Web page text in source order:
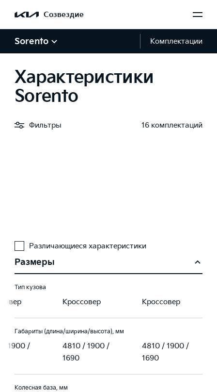
Созвездие
Sorento Комплектации
Характеристики
Sorento
Фильтры 16 комплектаций
Различающиеся характеристики
Размеры
Тип кузова
Кроссовер Кроссовер
Габариты (длина/ширина/высота), мм
/ 1900 /
4810 / 1900 /
1690
4810 / 1900 /
1690
Колесная база, мм